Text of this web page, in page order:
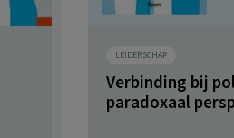
LEIDERSCHAP
Verbinding bij
paradoxaal